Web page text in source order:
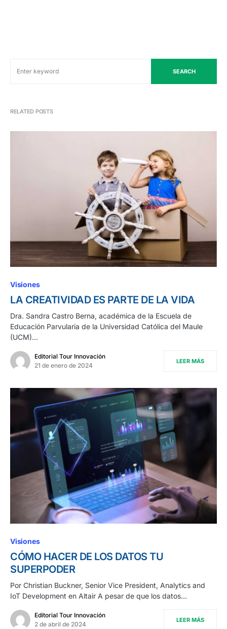
SEARCH
RELATED POSTS
Visiones
LA CREATIVIDAD ES PARTE DE LA VIDA
Dra. Sandra Castro Berna, académica de la Escuela de
Educación Parvularia de la Universidad Católica del Maule
(UCM)…
Editorial Tour Innovación
21 de enero de 2024
LEER MÁS
Visiones
CÓMO HACER DE LOS DATOS TU
SUPERPODER
Por Christian Buckner, Senior Vice President, Analytics and
IoT Development en Altair A pesar de que los datos…
Editorial Tour Innovación
2 de abril de 2024
LEER MÁS